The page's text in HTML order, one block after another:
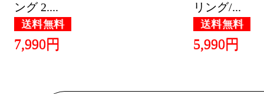
ング 2....
送料無料
7,990円
リング/...
送料無料
5,990円